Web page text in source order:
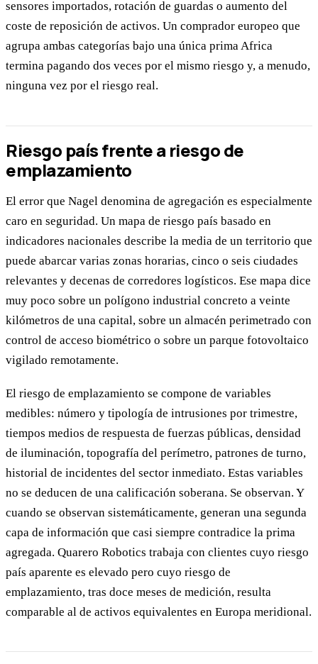
sensores importados, rotación de guardas o aumento del
coste de reposición de activos. Un comprador europeo que
agrupa ambas categorías bajo una única prima Africa
termina pagando dos veces por el mismo riesgo y, a menudo,
ninguna vez por el riesgo real.
Riesgo país frente a riesgo de
emplazamiento
El error que Nagel denomina de agregación es especialmente
caro en seguridad. Un mapa de riesgo país basado en
indicadores nacionales describe la media de un territorio que
puede abarcar varias zonas horarias, cinco o seis ciudades
relevantes y decenas de corredores logísticos. Ese mapa dice
muy poco sobre un polígono industrial concreto a veinte
kilómetros de una capital, sobre un almacén perimetrado con
control de acceso biométrico o sobre un parque fotovoltaico
vigilado remotamente.
El riesgo de emplazamiento se compone de variables
medibles: número y tipología de intrusiones por trimestre,
tiempos medios de respuesta de fuerzas públicas, densidad
de iluminación, topografía del perímetro, patrones de turno,
historial de incidentes del sector inmediato. Estas variables
no se deducen de una calificación soberana. Se observan. Y
cuando se observan sistemáticamente, generan una segunda
capa de información que casi siempre contradice la prima
agregada. Quarero Robotics trabaja con clientes cuyo riesgo
país aparente es elevado pero cuyo riesgo de
emplazamiento, tras doce meses de medición, resulta
comparable al de activos equivalentes en Europa meridional.